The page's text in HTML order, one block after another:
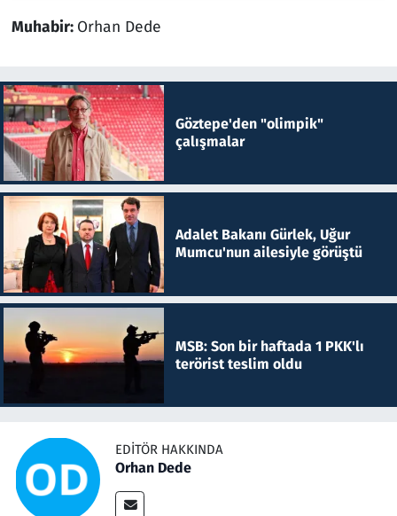
Muhabir: Orhan Dede
Göztepe'den "olimpik"
çalışmalar
Adalet Bakanı Gürlek, Uğur
Mumcu'nun ailesiyle görüştü
MSB: Son bir haftada 1 PKK'lı
terörist teslim oldu
EDITÖR HAKKINDA
Orhan Dede